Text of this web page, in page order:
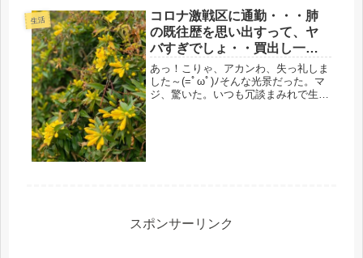
生活
コロナ激戦区に通勤・・・肺
の既往歴を思い出すって、ヤ
バすぎでしょ・・買出し一回
目
あっ！こりゃ、アカンわ、失っ礼しま
した～(=ﾟωﾟ)ﾉそんな光景だった。マ
ジ、驚いた。いつも冗談まみれで生き
スポンサーリンク